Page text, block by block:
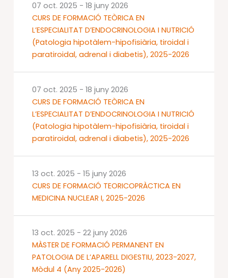
CURS DE FORMACIÓ TEÒRICA EN
L’ESPECIALITAT D’ENDOCRINOLOGIA I NUTRICIÓ
(Patologia hipotàlem-hipofisiària, tiroidal i
paratiroidal, adrenal i diabetis), 2025-2026
07 oct. 2025 - 18 juny 2026
CURS DE FORMACIÓ TEÒRICA EN
L’ESPECIALITAT D’ENDOCRINOLOGIA I NUTRICIÓ
(Patologia hipotàlem-hipofisiària, tiroidal i
paratiroidal, adrenal i diabetis), 2025-2026
07 oct. 2025 - 18 juny 2026
CURS DE FORMACIÓ TEORICOPRÀCTICA EN
MEDICINA NUCLEAR I, 2025-2026
13 oct. 2025 - 15 juny 2026
MÀSTER DE FORMACIÓ PERMANENT EN
PATOLOGIA DE L’APARELL DIGESTIU, 2023-2027,
Mòdul 4 (Any 2025-2026)
13 oct. 2025 - 22 juny 2026